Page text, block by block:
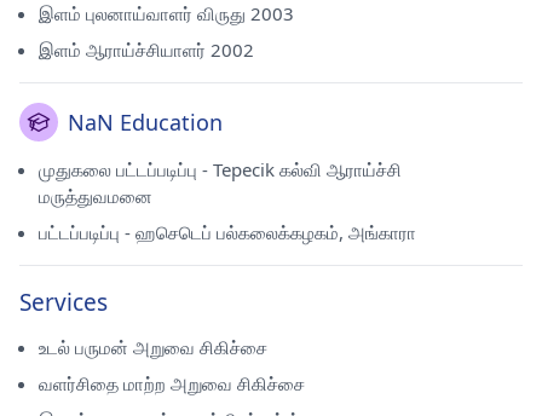
இளம் புலனாய்வாளர் விருது 2003
இளம் ஆராய்ச்சியாளர் 2002
NaN Education
முதுகலை பட்டப்படிப்பு - Tepecik கல்வி ஆராய்ச்சி
மருத்துவமனை
பட்டப்படிப்பு - ஹசெடெப் பல்கலைக்கழகம், அங்காரா
Services
உடல் பருமன் அறுவை சிகிச்சை
வளர்சிதை மாற்ற அறுவை சிகிச்சை